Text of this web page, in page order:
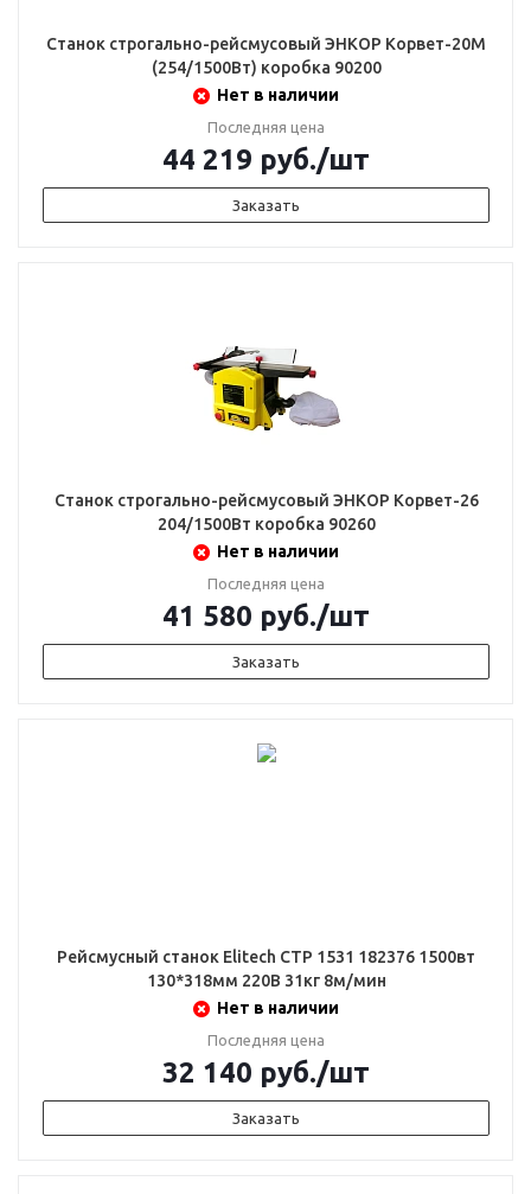
Станок строгально-рейсмусовый ЭНКОР Корвет-20М
(254/1500Вт) коробка 90200
Нет в наличии
Последняя цена
44 219 руб./шт
Заказать
Станок строгально-рейсмусовый ЭНКОР Корвет-26
204/1500Вт коробка 90260
Нет в наличии
Последняя цена
41 580 руб./шт
Заказать
Рейсмусный станок Elitech СТР 1531 182376 1500вт
130*318мм 220В 31кг 8м/мин
Нет в наличии
Последняя цена
32 140 руб./шт
Заказать